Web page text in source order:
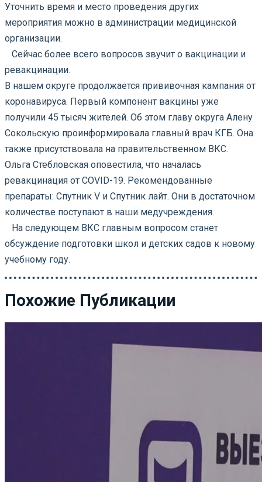
Уточнить время и место проведения других
мероприятия можно в администрации медицинской
организации.
⠀Сейчас более всего вопросов звучит о вакцинации и
ревакцинации.
В нашем округе продолжается прививочная кампания от
коронавируса. Первый компонент вакцины уже
получили 45 тысяч жителей. Об этом главу округа Алену
Сокольскую проинформировала главный врач КГБ. Она
также присутствовала на правительственном ВКС.
Ольга Стебловская оповестила, что началась
ревакцинация от СOVID-19. Рекомендованные
препараты: Спутник V и Спутник лайт. Они в достаточном
количестве поступают в наши медучреждения.
⠀На следующем ВКС главным вопросом станет
обсуждение подготовки школ и детских садов к новому
учебному году.
Похожие Публикации